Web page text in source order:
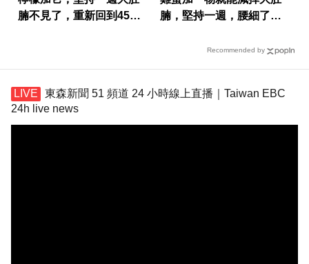
腩不見了，重新回到45公
腩，堅持一週，腰細了，
Recommended by
東森新聞 51 頻道 24 小時線上直播｜Taiwan EBC
24h live news